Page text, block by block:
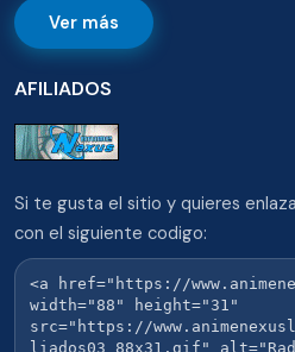
Ver más
AFILIADOS
Si te gusta el sitio y quieres
con el siguiente codigo: